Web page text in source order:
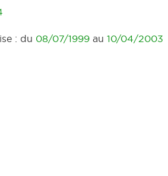
: du 08/07/1999 au 10/04/2003